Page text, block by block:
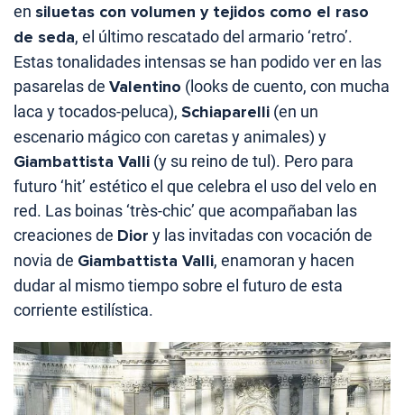
en siluetas con volumen y tejidos como el raso
de seda, el último rescatado del armario ‘retro’.
Estas tonalidades intensas se han podido ver en las
pasarelas de Valentino (looks de cuento, con mucha
laca y tocados-peluca), Schiaparelli (en un
escenario mágico con caretas y animales) y
Giambattista Valli (y su reino de tul). Pero para
futuro ‘hit’ estético el que celebra el uso del velo en
red. Las boinas ‘très-chic’ que acompañaban las
creaciones de Dior y las invitadas con vocación de
novia de Giambattista Valli, enamoran y hacen
dudar al mismo tiempo sobre el futuro de esta
corriente estilística.